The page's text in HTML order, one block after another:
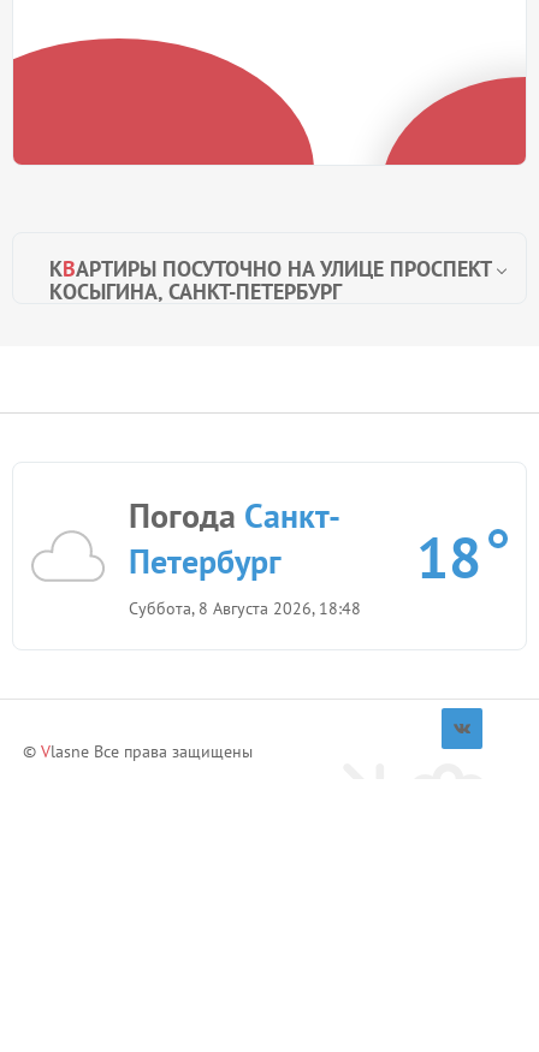
КВАРТИРЫ ПОСУТОЧНО НА УЛИЦЕ ПРОСПЕКТ
КОСЫГИНА, САНКТ-ПЕТЕРБУРГ
Погода Санкт-
Петербург
Суббота, 8 Августа 2026, 18:48
18
© Vlasne Все права защищены